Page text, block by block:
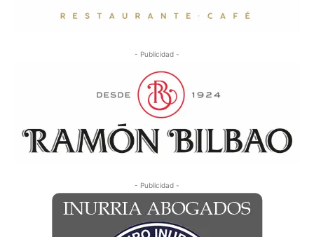
- Publicidad -
- Publicidad -